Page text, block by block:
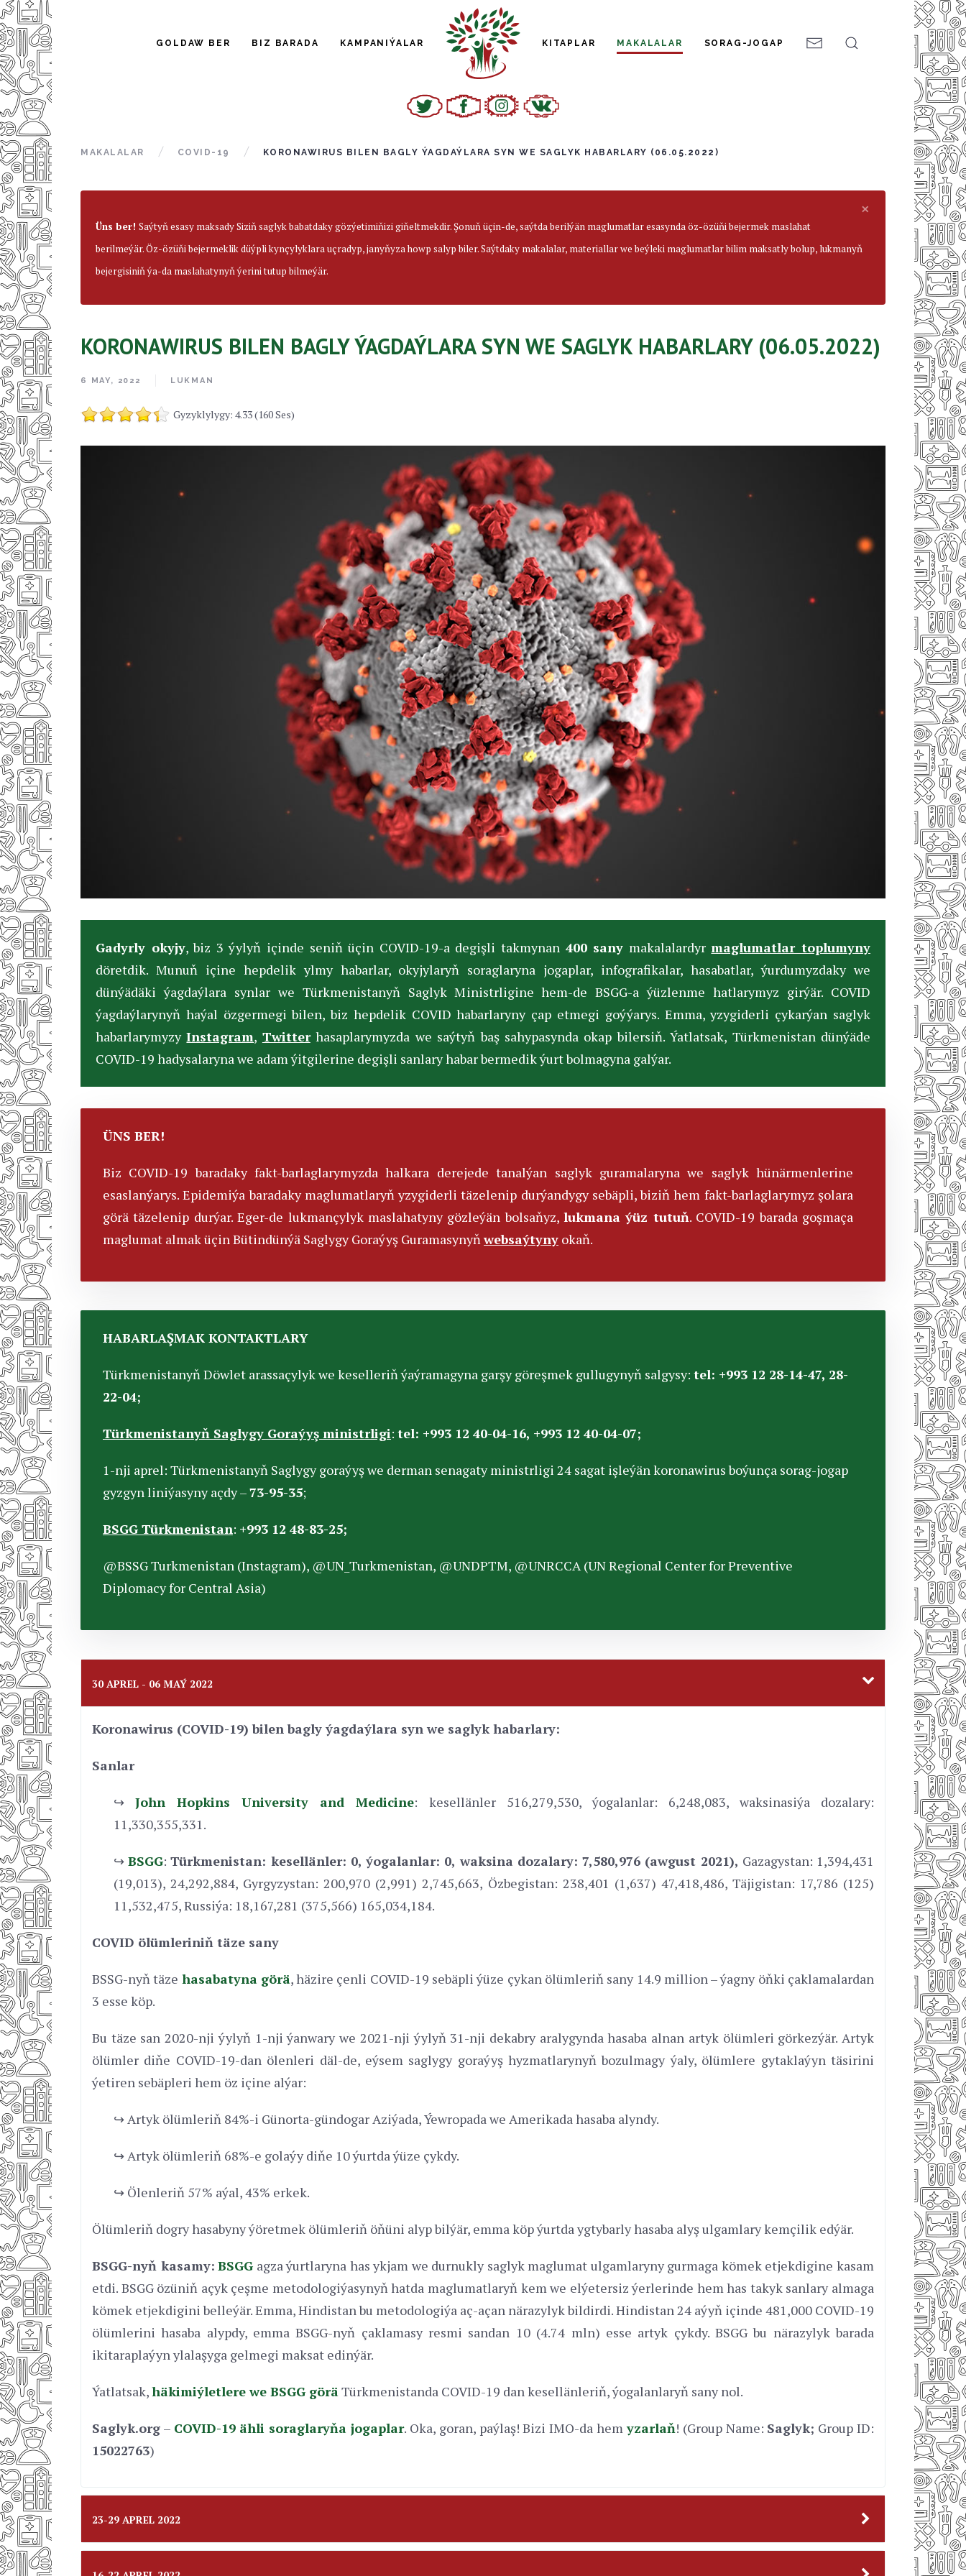
GOLDAW BER BIZ BARADA KAMPANIÝALAR KITAPLAR MAKALALAR SORAG-JOGAP
MAKALALAR COVID-19 KORONAWIRUS BILEN BAGLY ÝAGDAÝLARA SYN WE SAGLYK HABARLARY (06.05.2022)
×
Üns ber! Saýtyň esasy maksady Siziň saglyk babatdaky gözýetimiňizi giňeltmekdir. Şonuň üçin-de, saýtda berilýän maglumatlar esasynda öz-özüňi bejermek maslahat
berilmeýär. Öz-özüňi bejermeklik düýpli kynçylyklara uçradyp, janyňyza howp salyp biler. Saýtdaky makalalar, materiallar we beýleki maglumatlar bilim maksatly bolup, lukmanyň
bejergisiniň ýa-da maslahatynyň ýerini tutup bilmeýär.
KORONAWIRUS BILEN BAGLY ÝAGDAÝLARA SYN WE SAGLYK HABARLARY (06.05.2022)
6 MAY, 2022 LUKMAN
Gyzyklylygy: 4.33 (160 Ses)
Gadyrly okyjy, biz 3 ýylyň içinde seniň üçin СOVID-19-a degişli takmynan 400 sany makalalardyrmaglumatlar toplumyny
döretdik. Munuň içine hepdelik ylmy habarlar, okyjylaryň soraglaryna jogaplar, infografikalar, hasabatlar, ýurdumyzdaky we
dünýädäki ýagdaýlara synlar we Türkmenistanyň Saglyk Ministrligine hem-de BSGG-a ýüzlenme hatlarymyz girýär. СOVID
ýagdaýlarynyň haýal özgermegi bilen, biz hepdelik СOVID habarlaryny çap etmegi goýýarys. Emma, yzygiderli çykarýan saglyk
habarlarymyzyInstagram, Twitterhasaplarymyzda we saýtyň baş sahypasynda okap bilersiň. Ýatlatsak, Türkmenistan dünýäde
СOVID-19 hadysalaryna we adam ýitgilerine degişli sanlary habar bermedik ýurt bolmagyna galýar.
ÜNS BER!
Biz COVID-19 baradaky fakt-barlaglarymyzda halkara derejede tanalýan saglyk guramalaryna we saglyk hünärmenlerine
esaslanýarys. Epidemiýa baradaky maglumatlaryň yzygiderli täzelenip durýandygy sebäpli, biziň hem fakt-barlaglarymyz şolara
görä täzelenip durýar. Eger-de lukmançylyk maslahatyny gözleýän bolsaňyz,lukmana ýüz tutuň. COVID-19 barada goşmaça
maglumat almak üçin Bütindünýä Saglygy Goraýyş Guramasynyňwebsaýtyny okaň.
HABARLAŞMAK KONTAKTLARY
Türkmenistanyň Döwlet arassaçylyk we keselleriň ýaýramagyna garşy göreşmek gullugynyň salgysy: tel: +993 12 28-14-47, 28-
22-04;
Türkmenistanyň Saglygy Goraýyş ministrligi: tel: +993 12 40-04-16, +993 12 40-04-07;
1-nji aprel: Türkmenistanyň Saglygy goraýyş we derman senagaty ministrligi 24 sagat işleýän koronawirus boýunça sorag-jogap
gyzgyn liniýasyny açdy –73-95-35;
BSGG Türkmenistan: +993 12 48-83-25;
@BSSG Turkmenistan (Instagram), @UN_Turkmenistan, @UNDPTM, @UNRССA (UN Regional Center for Preventive
Diplomacy for Central Asia)
30 APREL - 06 MAÝ 2022
Koronawirus (COVID-19) bilen bagly ýagdaýlara syn we saglyk habarlary:
Sanlar
↪John Hopkins University and Mediсine: kesellänler 516,279,530, ýogalanlar: 6,248,083, waksinasiýa dozalary:
11,330,355,331.
↪BSGG:Türkmenistan: kesellänler: 0, ýogalanlar: 0, waksina dozalary:7,580,976 (awgust 2021), Gazagystan: 1,394,431
(19,013), 24,292,884, Gyrgyzystan: 200,970 (2,991) 2,745,663, Özbegistan: 238,401 (1,637) 47,418,486, Täjigistan: 17,786 (125)
11,532,475, Russiýa: 18,167,281 (375,566) 165,034,184.
COVID ölümleriniň täze sany
BSSG-nyň täze hasabatyna görä, häzire çenli COVID-19 sebäpli ýüze çykan ölümleriň sany 14.9 million – ýagny öňki çaklamalardan
3 esse köp.
Bu täze san 2020-nji ýylyň 1-nji ýanwary we 2021-nji ýylyň 31-nji dekabry aralygynda hasaba alnan artyk ölümleri görkezýär. Artyk
ölümler diňe COVID-19-dan ölenleri däl-de, eýsem saglygy goraýyş hyzmatlarynyň bozulmagy ýaly, ölümlere gytaklaýyn täsirini
ýetiren sebäpleri hem öz içine alýar:
↪ Artyk ölümleriň 84%-i Günorta-gündogar Aziýada, Ýewropada we Amerikada hasaba alyndy.
↪ Artyk ölümleriň 68%-e golaýy diňe 10 ýurtda ýüze çykdy.
↪ Ölenleriň 57% aýal, 43% erkek.
Ölümleriň dogry hasabyny ýöretmek ölümleriň öňüni alyp bilýär, emma köp ýurtda ygtybarly hasaba alyş ulgamlary kemçilik edýär.
BSGG-nyň kasamy: BSGG agza ýurtlaryna has ykjam we durnukly saglyk maglumat ulgamlaryny gurmaga kömek etjekdigine kasam
etdi. BSGG özüniň açyk çeşme metodologiýasynyň hatda maglumatlaryň kem we elýetersiz ýerlerinde hem has takyk sanlary almaga
kömek etjekdigini belleýär. Emma, Hindistan bu metodologiýa aç-açan närazylyk bildirdi. Hindistan 24 aýyň içinde 481,000 COVID-19
ölümlerini hasaba alypdy, emma BSGG-nyň çaklamasy resmi sandan 10 (4.74 mln) esse artyk çykdy. BSGG bu närazylyk barada
ikitaraplaýyn ylalaşyga gelmegi maksat edinýär.
Ýatlatsak,häkimiýletlere we BSGG göräTürkmenistanda СOVID-19 dan kesellänleriň, ýogalanlaryň sany nol.
Saglyk.org – СOVID-19 ähli soraglaryňa jogaplar. Oka, goran, paýlaş! Bizi IMO-da hemyzarlaň! (Group Name: Saglyk; Group ID:
15022763)
23-29 APREL 2022